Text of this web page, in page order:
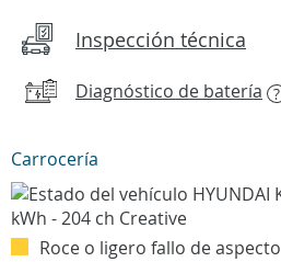
Inspección técnica
Diagnóstico de batería ?
Carrocería
Roce o ligero fallo de aspecto